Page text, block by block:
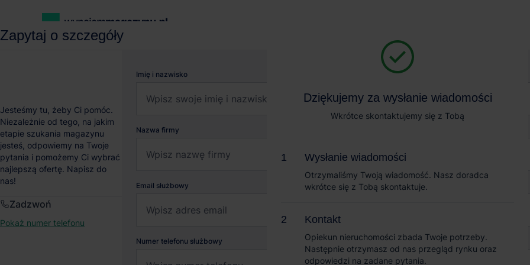
Magazyn CTPark Warsaw Emilianów
Emilianów, Mazowieckie
Dziękujemy za wysłanie wiadomości
Wkrótce skontaktujemy się z Tobą
Wysłanie wiadomości
Otrzymaliśmy Twoją wiadomość. Nasz doradca
wkrótce się z Tobą skontaktuje.
Kontakt
Opiekun nieruchomości zbada Twoje potrzeby.
Następnie otrzymasz od nas przegląd rynku oraz
odpowiedzi na zadane pytania.
Zapytaj o szczegóły
Jesteśmy tu, żeby Ci pomóc.
Niezależnie od tego, na jakim
etapie szukania magazynu
jesteś, odpowiemy na Twoje
pytania i pomożemy Ci wybrać
najlepszą ofertę. Napisz do
nas!
Zadzwoń
Pokaż numer telefonu
Imię i nazwisko
Nazwa firmy
Email służbowy
Numer telefonu służbowy
Dziękujemy za wysłanie wiadomości
Wkrótce skontaktujemy się z Tobą
Wysłanie wiadomości
Otrzymaliśmy Twoją wiadomość. Nasz doradca
wkrótce się z Tobą skontaktuje.
Kontakt
Opiekun nieruchomości zbada Twoje potrzeby.
Następnie otrzymasz od nas przegląd rynku oraz
odpowiedzi na zadane pytania.